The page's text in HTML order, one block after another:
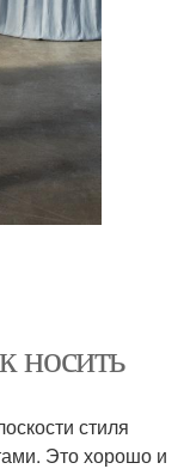
носить
стиля
Это хорошо и